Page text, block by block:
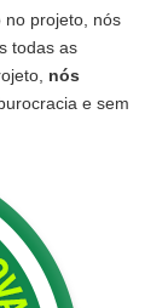
no projeto, nós
todas as
nós
e sem